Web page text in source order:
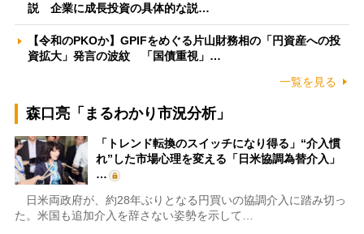
説 企業に成長投資の具体的な説…
【令和のPKOか】GPIFをめぐる片山財務相の「円資産への投
資拡大」発言の波紋 「国債重視」…
一覧を見る
森口亮「まるわかり市況分析」
「トレンド転換のスイッチになり得る」“介入慣
れ”した市場心理を変える「日米協調為替介入」
…
日米両政府が、約28年ぶりとなる円買いの協調介入に踏み切っ
た。米国も追加介入を辞さない姿勢を示して…